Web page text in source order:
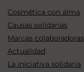
Cosmética con alma
Causas solidarias
Marcas colaboradoras
Actualidad
La iniciativa solidaria